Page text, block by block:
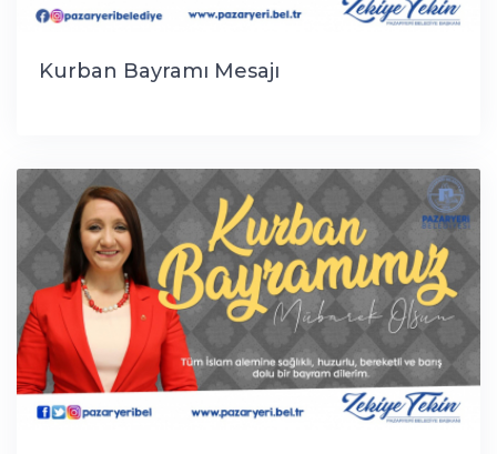
Kurban Bayramı Mesajı